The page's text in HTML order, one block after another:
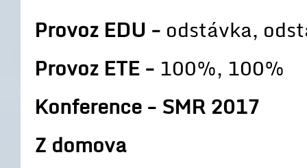
Provoz EDU - odstávka,
Provoz ETE - 100%, 100%
Konference - SMR 2017
Z domova